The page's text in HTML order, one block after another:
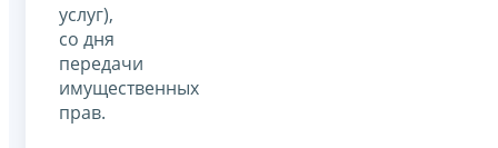
услуг),
со дня
передачи
имущественных
прав.